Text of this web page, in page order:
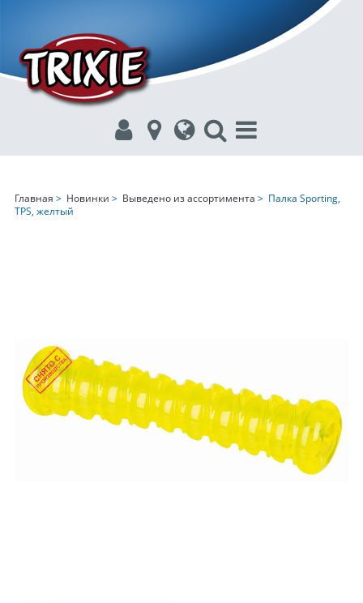
Главная > Новинки > Выведено из ассортимента > Палка Sporting,
TPS, желтый